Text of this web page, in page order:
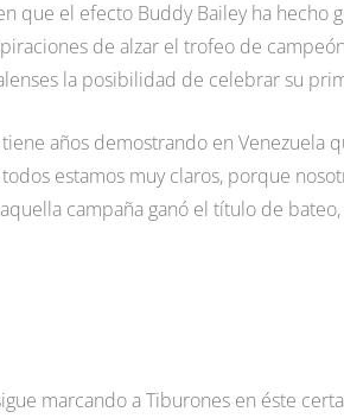
que el efecto Buddy Bailey ha hecho
de alzar el trofeo de
la posibilidad de celebrar su
años demostrando en Venezuela
estamos muy claros, porque
campaña ganó el título de
marcando a Tiburones en éste